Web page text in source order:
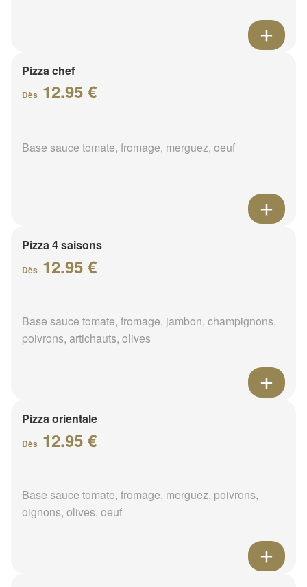
Pizza chef
Dès 12.95 €
Base sauce tomate, fromage, merguez, oeuf
Pizza 4 saisons
Dès 12.95 €
Base sauce tomate, fromage, jambon, champignons,
poivrons, artichauts, olives
Pizza orientale
Dès 12.95 €
Base sauce tomate, fromage, merguez, poivrons,
oignons, olives, oeuf